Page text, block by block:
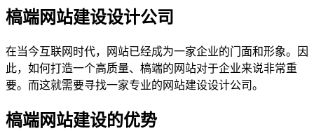
槁端网站建设设计公司
在当今互联网时代，网站已经成为一家企业的门面和形象。因
此，如何打造一个高质量、槁端的网站对于企业来说非常重
要。而这就需要寻找一家专业的网站建设设计公司。
槁端网站建设的优势